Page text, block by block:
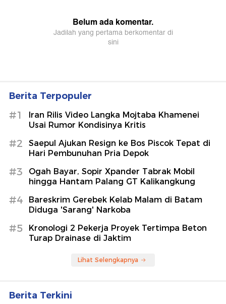
Berita Terpopuler
#1
Iran Rilis Video Langka Mojtaba Khamenei
Usai Rumor Kondisinya Kritis
#2
Saepul Ajukan Resign ke Bos Piscok Tepat di
Hari Pembunuhan Pria Depok
#3
Ogah Bayar, Sopir Xpander Tabrak Mobil
hingga Hantam Palang GT Kalikangkung
#4
Bareskrim Gerebek Kelab Malam di Batam
Diduga 'Sarang' Narkoba
#5
Kronologi 2 Pekerja Proyek Tertimpa Beton
Turap Drainase di Jaktim
Lihat Selengkapnya
Berita Terkini